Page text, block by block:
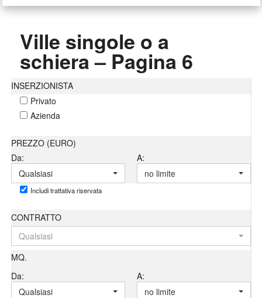
Ville singole o a
schiera – Pagina 6
INSERZIONISTA
Privato
Azienda
PREZZO (EURO)
Da:
A:
Qualsiasi
no limite
Includi trattativa riservata
CONTRATTO
Qualsiasi
MQ.
Da:
A:
Qualsiasi
no limite